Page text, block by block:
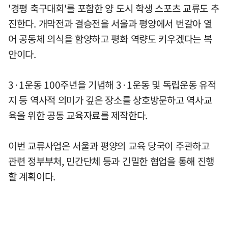
'경평 축구대회'를 포함한 양 도시 학생 스포츠 교류도 추
진한다. 개막전과 결승전을 서울과 평양에서 번갈아 열
어 공동체 의식을 함양하고 평화 역량도 키우겠다는 복
안이다.
3·1운동 100주년을 기념해 3·1운동 및 독립운동 유적
지 등 역사적 의미가 깊은 장소를 상호방문하고 역사교
육을 위한 공동 교육자료를 제작한다.
이번 교류사업은 서울과 평양의 교육 당국이 주관하고
관련 정부부처, 민간단체 등과 긴밀한 협업을 통해 진행
할 계획이다.